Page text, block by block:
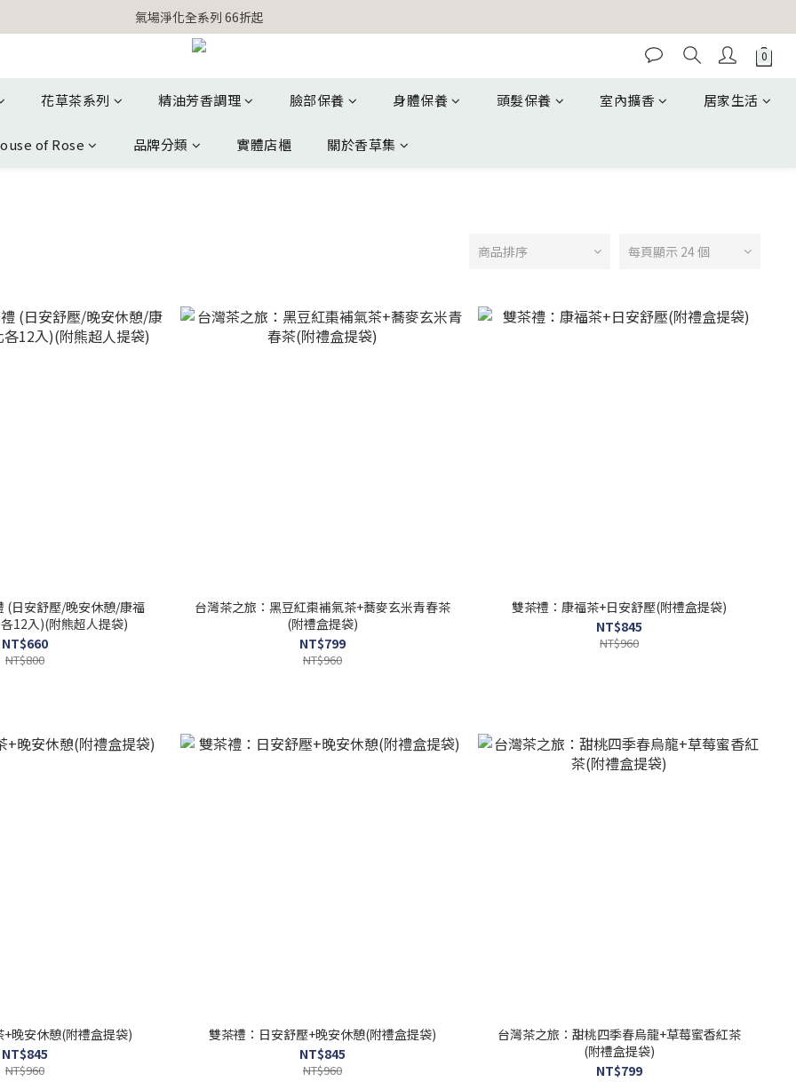
【官網獨家】首次消費 不限金額 即送 香遇熊超人行李吊牌
氣場淨化全系列 66折起
【官網獨家】首次消費 不限金額 即送 香遇熊超人行李吊牌
花草茶系列 精油芳香調理 臉部保養 身體保養 頭髮保養 室內擴香 居家生活
of Rose 品牌分類 實體店櫃 關於香草集
商品排序 每頁顯示 24 個
(日安舒壓/晚安休憩/康福
12入)(附熊超人提袋)
NT$660
NT$800
台灣茶之旅：黑豆紅棗補氣茶+蕎麥玄米青春茶
(附禮盒提袋)
NT$799
NT$960
雙茶禮：康福茶+日安舒壓(附禮盒提袋)
NT$845
NT$960
晚安休憩(附禮盒提袋)
NT$845
NT$960
雙茶禮：日安舒壓+晚安休憩(附禮盒提袋)
NT$845
NT$960
台灣茶之旅：甜桃四季春烏龍+草莓蜜香紅茶
(附禮盒提袋)
NT$799